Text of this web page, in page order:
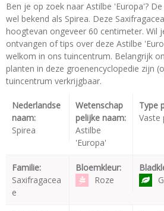
Ben je op zoek naar Astilbe 'Europa'?
wel bekend als Spirea. Deze
hoogtevan ongeveer 60 centimeter. Wil
ontvangen of tips over deze Astilbe
welkom in ons tuincentrum. Belangrijk
planten in deze groenencyclopedie zijn
tuincentrum verkrijgbaar.
Nederlandse
naam:
Spirea
Wetenschap
pelijke naam:
Astilbe
'Europa'
Type
Vaste
Familie:
Saxifragacea
e
Bloemkleur:
Roze